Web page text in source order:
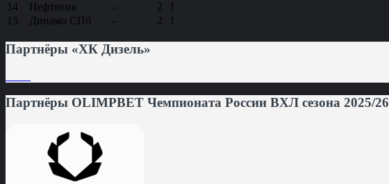
14
Нефтяник - 2
1
15
Динамо СПб - 2 1
Партнёры «ХК Дизель»
Партнёры OLIMPBET Чемпионата России ВХЛ сезона 2025/26